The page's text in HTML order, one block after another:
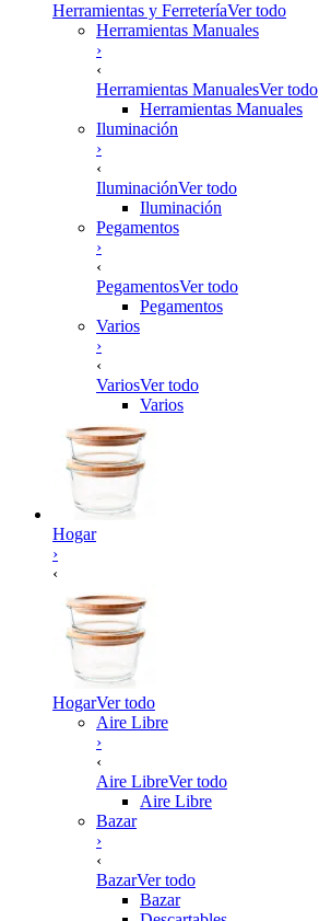
Herramientas y FerreteríaVer todo
Herramientas Manuales
›
‹
Herramientas ManualesVer todo
Herramientas Manuales
Iluminación
›
‹
IluminaciónVer todo
Iluminación
Pegamentos
›
‹
PegamentosVer todo
Pegamentos
Varios
›
‹
VariosVer todo
Varios
Hogar
›
‹
HogarVer todo
Aire Libre
›
‹
Aire LibreVer todo
Aire Libre
Bazar
›
‹
BazarVer todo
Bazar